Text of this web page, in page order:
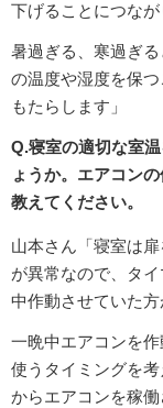
下げることにつなが
暑過ぎる、寒過ぎ
の温度や湿度を保
もたらします」
Q.寝室の適切な室
ょうか。エアコン
教えてください。
山本さん「寝室は
が異常なので、タ
中作動させていた方
一晩中エアコンを作
使うタイミングを
からエアコンを稼